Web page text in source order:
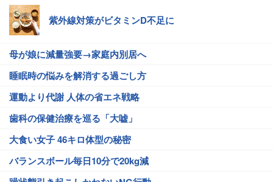
紫外線対策がビタミンD不足に
母が娘に減量強要→家庭内別居へ
睡眠時の悩みを解消する過ごし方
運動より代謝 人体の省エネ戦略
歯科の保健治療を巡る「大嘘」
大食い女子 46キロ体型の秘密
バランスボール毎日10分で20kg減